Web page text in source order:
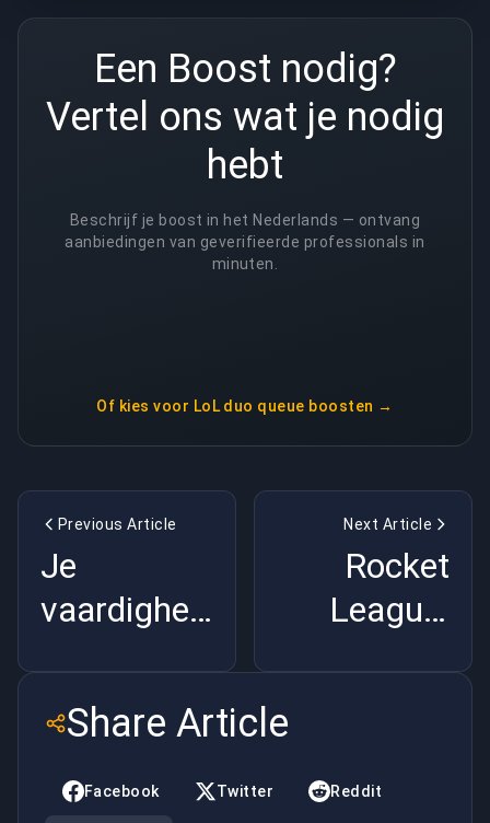
Een Boost nodig?
Vertel ons wat je nodig
hebt
Beschrijf je boost in het Nederlands — ontvang
aanbiedingen van geverifieerde professionals in
minuten.
Of kies voor LoL duo queue boosten →
Previous Article
Je
vaardigheden
in PUBG
Mobile
Next Article
Rocket
League:
fanbeloningen
Share Article
Facebook Twitter Reddit